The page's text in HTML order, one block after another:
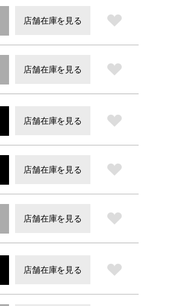
店舗在庫を見る
店舗在庫を見る
店舗在庫を見る
店舗在庫を見る
店舗在庫を見る
店舗在庫を見る